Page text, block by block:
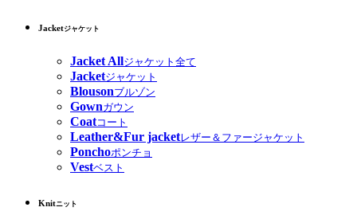
Jacketジャケット
Jacket Allジャケット全て
Jacketジャケット
Blousonブルゾン
Gownガウン
Coatコート
Leather&Fur jacketレザー＆ファージャケット
Ponchoポンチョ
Vestベスト
Knitニット